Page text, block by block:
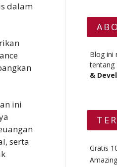
dalam
ini
serta
Blog ini
tentang
&
Gratis